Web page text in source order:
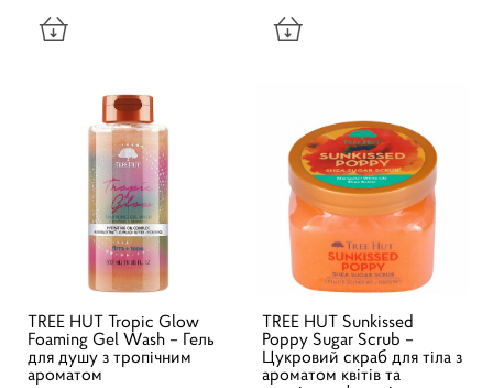
TREE HUT Tropic Glow
Foaming Gel Wash – Гель
для душу з тропічним
ароматом
TREE HUT Sunkissed
Poppy Sugar Scrub –
Цукровий скраб для тіла з
ароматом квітів та